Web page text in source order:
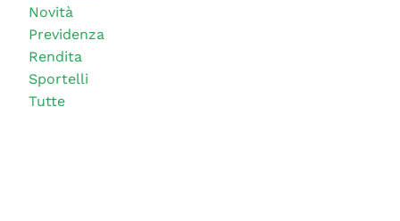
Novità
Previdenza
Rendita
Sportelli
Tutte